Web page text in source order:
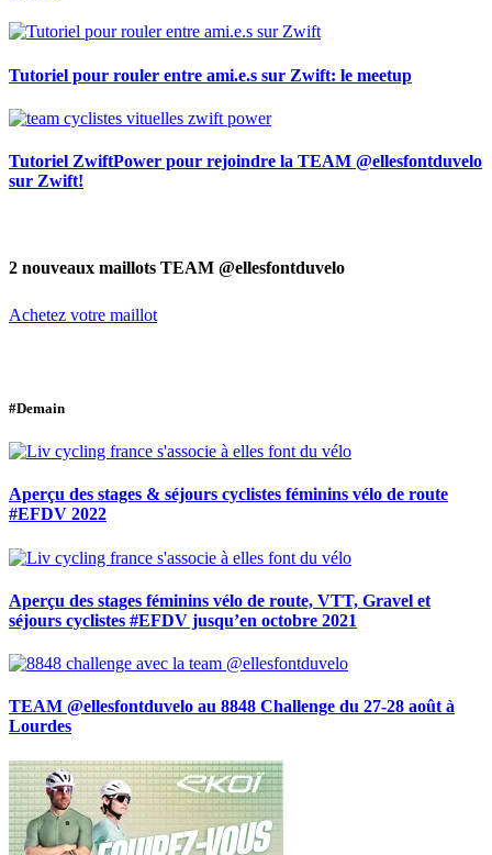
Tutoriel pour rouler entre ami.e.s sur Zwift: le meetup
Tutoriel ZwiftPower pour rejoindre la TEAM @ellesfontduvelo
sur Zwift!
2 nouveaux maillots TEAM @ellesfontduvelo
Achetez votre maillot
#Demain
Aperçu des stages & séjours cyclistes féminins vélo de route
#EFDV 2022
Aperçu des stages féminins vélo de route, VTT, Gravel et
séjours cyclistes #EFDV jusqu’en octobre 2021
TEAM @ellesfontduvelo au 8848 Challenge du 27-28 août à
Lourdes